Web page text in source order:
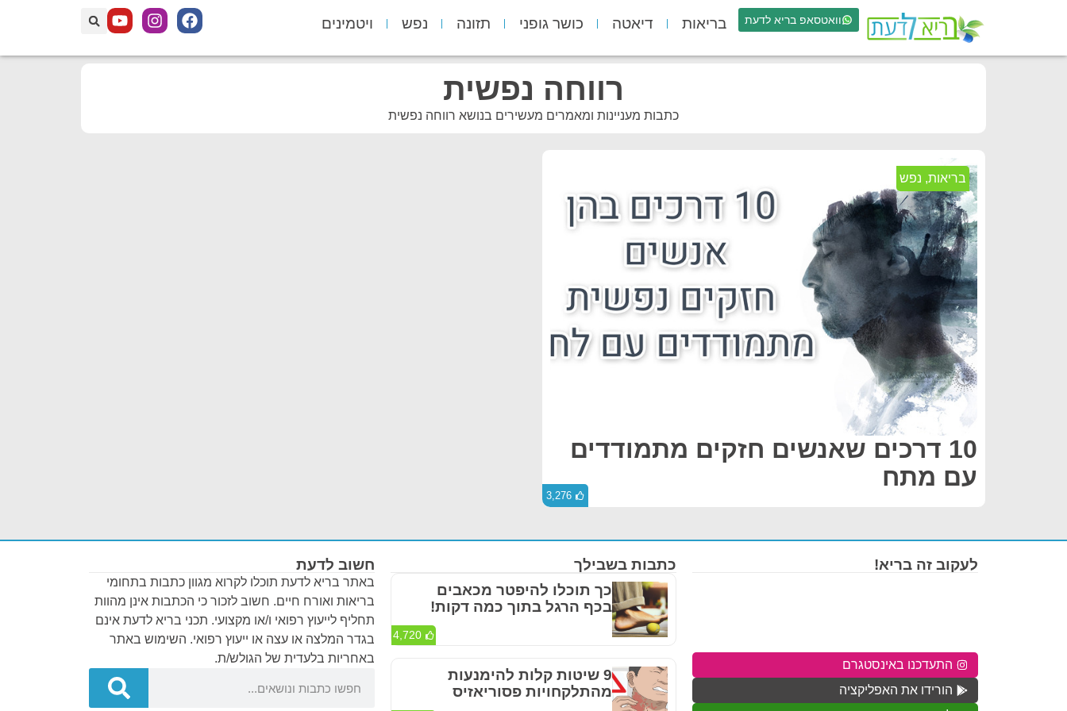
וואטסאפ בריא לדעת בריאות דיאטה כושר גופני תזונה נפש ויטמינים
רווחה נפשית
כתבות מעניינות ומאמרים מעשירים בנושא רווחה נפשית
בריאות, נפש
10 דרכים שאנשים חזקים מתמודדים
עם מתח
3,276
חשוב לדעת
באתר בריא לדעת תוכלו לקרוא מגוון כתבות בתחומי
בריאות ואורח חיים. חשוב לזכור כי הכתבות אינן מהוות
תחליף לייעוץ רפואי ו/או מקצועי. תכני בריא לדעת אינם
בגדר המלצה או עצה או ייעוץ רפואי. השימוש באתר
באחריות בלעדית של הגולש/ת.
כתבות בשבילך
כך תוכלו להיפטר מכאבים
בכף הרגל בתוך כמה דקות!
4,720
9 שיטות קלות להימנעות
מהתלקחויות פסוריאזיס
לעקוב זה בריא!
התעדכנו באינסטגרם
הורידו את האפליקציה